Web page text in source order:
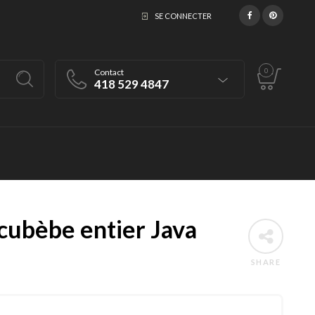
SE CONNECTER
Contact
418 529 4847
0
SHARE
entier Java